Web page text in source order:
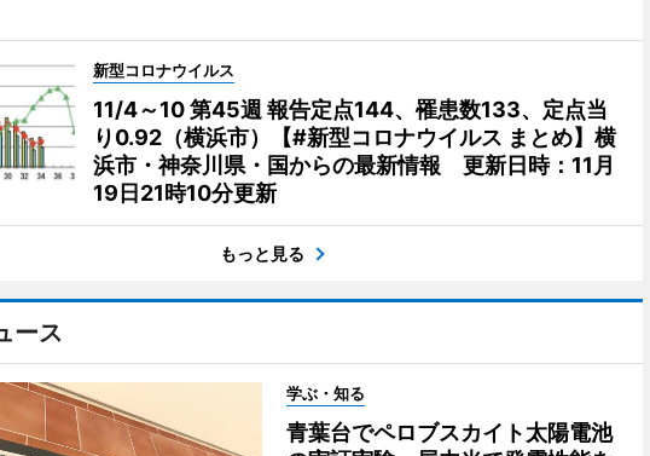
新型コロナウイルス
11/4～10 第45週 報告定点144、罹患数133、定点当
り0.92（横浜市）【#新型コロナウイルス まとめ】横
浜市・神奈川県・国からの最新情報 更新日時：11月
19日21時10分更新
もっと見る
ース
学ぶ・知る
青葉台でペロブスカイト太陽電池